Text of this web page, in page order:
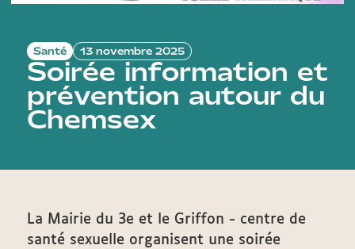
Santé 13 novembre 2025
Soirée information et
prévention autour du
Chemsex
La Mairie du 3e et le Griffon - centre de
santé sexuelle organisent une soirée